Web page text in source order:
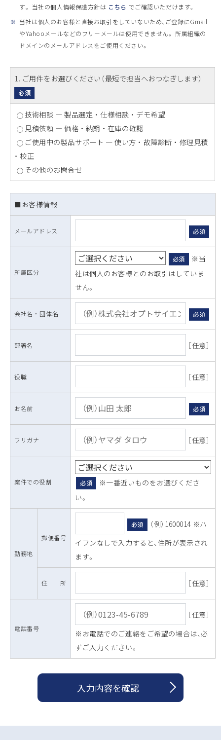
す。 当社の個人情報保護方針は こちら でご確認いただけます。
※ 当社は個人のお客様と直接お取引をしていないため、ご登録にGmail
やYahooメールなどのフリーメールは使用できません。 所属組織の
ドメインのメールアドレスをご使用ください。
1. ご用件をお選びください（最短で担当へおつなぎします）
必須
技術相談 ― 製品選定 ・ 仕様相談 ・ デモ希望
見積依頼 ― 価格 ・ 納期 ・ 在庫の確認
ご使用中の製品サポート ― 使い方 ・ 故障診断 ・ 修理見積
・ 校正
その他のお問合せ
■お客様情報
メールアドレス 必須
所属区分
必須
※当
社は個人のお客様とのお取引はしていま
せん。
会社名 ・ 団体名 必須
部署名 ［任意］
役職 ［任意］
お名前 必須
フリガナ ［任意］
案件での役割 必須
※一番近いものをお選びくださ
い。
勤務地
郵便番号
必須
（例）1600014 ※ハ
イフンなしで入力すると、住所が表示され
ます。
住 所 ［任意］
電話番号
［任意］
※お電話でのご連絡をご希望の場合は、必
ずご入力ください。
入力内容を確認